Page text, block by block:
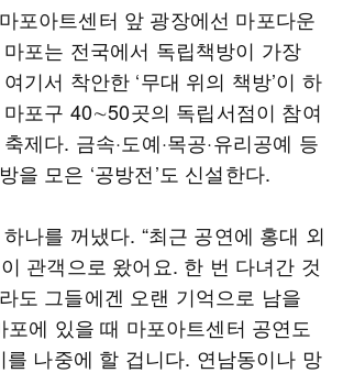
포아트센터 앞 광장에선 마포다운
포는 전국에서 독립책방이 가장
기서 착안한 ‘무대 위의 책방’이 하
포구 40∼50곳의 독립서점이 참여
제다. 금속·도예·목공·유리공예 등
을 모은 ‘공방전’도 신설한다.
나를 꺼냈다. “최근 공연에 홍대 외
관객으로 왔어요. 한 번 다녀간 것
도 그들에겐 오랜 기억으로 남을
포에 있을 때 마포아트센터 공연도
를 나중에 할 겁니다. 연남동이나 망